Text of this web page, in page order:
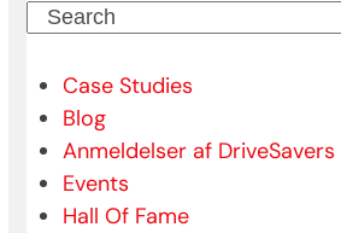
Search
Case Studies
Blog
Anmeldelser af DriveSavers
Events
Hall Of Fame